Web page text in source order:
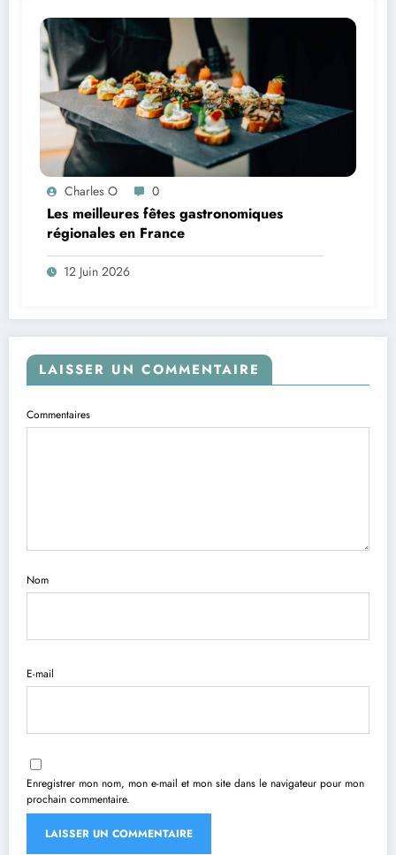
Charles O 0
Les meilleures fêtes gastronomiques
régionales en France
12 Juin 2026
LAISSER UN COMMENTAIRE
Commentaires
Nom
E-mail
Enregistrer mon nom, mon e-mail et mon site dans le navigateur pour mon
prochain commentaire.